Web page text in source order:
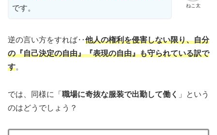
ねこ太
です。
逆の言い方をすれば‥他人の権利を侵害しない限り、自分
の『自己決定の自由』『表現の自由』も守られている訳で
す。
では、同様に「 職場に奇抜な服装で出勤して働く
」という
のはどうでしょう？